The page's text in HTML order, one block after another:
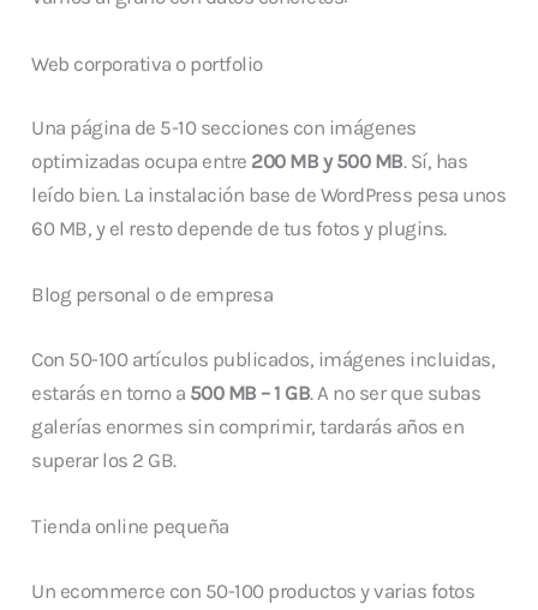
Web corporativa o portfolio
Una página de 5-10 secciones con imágenes
optimizadas ocupa entre 200 MB y 500 MB. Sí, has
leído bien. La instalación base de WordPress pesa unos
60 MB, y el resto depende de tus fotos y plugins.
Blog personal o de empresa
Con 50-100 artículos publicados, imágenes incluidas,
estarás en torno a 500 MB – 1 GB. A no ser que subas
galerías enormes sin comprimir, tardarás años en
superar los 2 GB.
Tienda online pequeña
Un ecommerce con 50-100 productos y varias fotos